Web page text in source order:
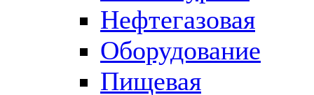
Нефтегазовая
Оборудование
Пищевая